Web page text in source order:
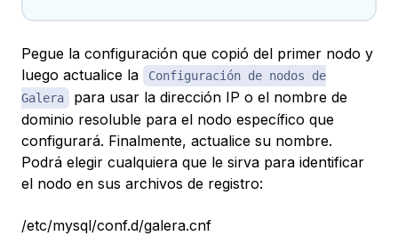
Pegue la configuración que copió del primer nodo y
luego actualice la
Configuración de nodos de
Galera
para usar la dirección IP o el nombre de
dominio resoluble para el nodo específico que
configurará. Finalmente, actualice su nombre.
Podrá elegir cualquiera que le sirva para identificar
el nodo en sus archivos de registro:
/etc/mysql/conf.d/galera.cnf